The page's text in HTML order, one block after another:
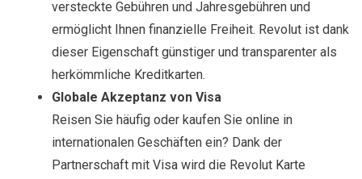
versteckte Gebühren und Jahresgebühren und
ermöglicht Ihnen finanzielle Freiheit. Revolut ist dank
dieser Eigenschaft günstiger und transparenter als
herkömmliche Kreditkarten.
Globale Akzeptanz von Visa
Reisen Sie häufig oder kaufen Sie online in
internationalen Geschäften ein? Dank der
Partnerschaft mit Visa wird die Revolut Karte